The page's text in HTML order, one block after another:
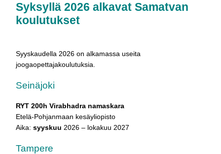
Syksyllä 2026 alkavat Samatvan
koulutukset
Syyskaudella 2026 on alkamassa useita
joogaopettajakoulutuksia.
Seinäjoki
RYT 200h Virabhadra namaskara
Etelä-Pohjanmaan kesäyliopisto
Aika: syyskuu 2026 – lokakuu 2027
Tampere